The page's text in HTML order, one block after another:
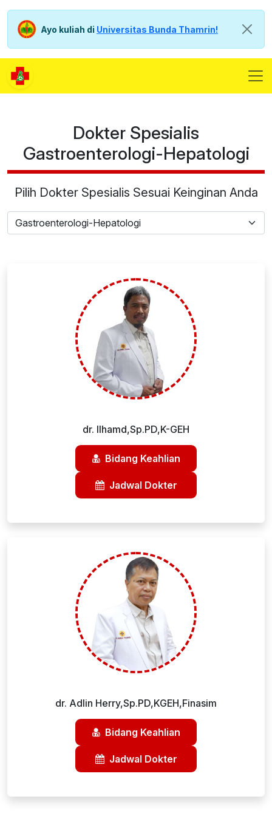
Ayo kuliah di Universitas Bunda Thamrin!
Dokter Spesialis
Gastroenterologi-Hepatologi
Pilih Dokter Spesialis Sesuai Keinginan Anda
Gastroenterologi-Hepatologi
dr. Ilhamd,Sp.PD,K-GEH
Bidang Keahlian
Jadwal Dokter
dr. Adlin Herry,Sp.PD,KGEH,Finasim
Bidang Keahlian
Jadwal Dokter